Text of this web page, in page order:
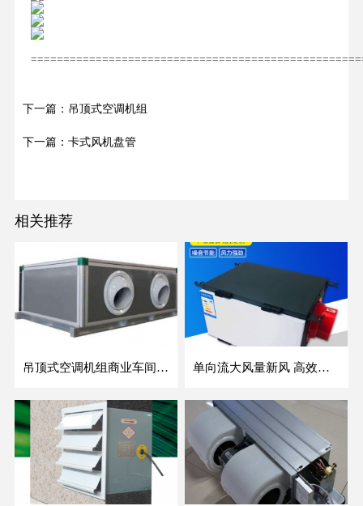
下一篇：吊顶式空调机组
下一篇：卡式风机盘管
相关推荐
吊顶式空调机组商业车间防爆新风空调器射流冷暖机组 单向流大风量新风 高效除霾全热交换新风机空气净化